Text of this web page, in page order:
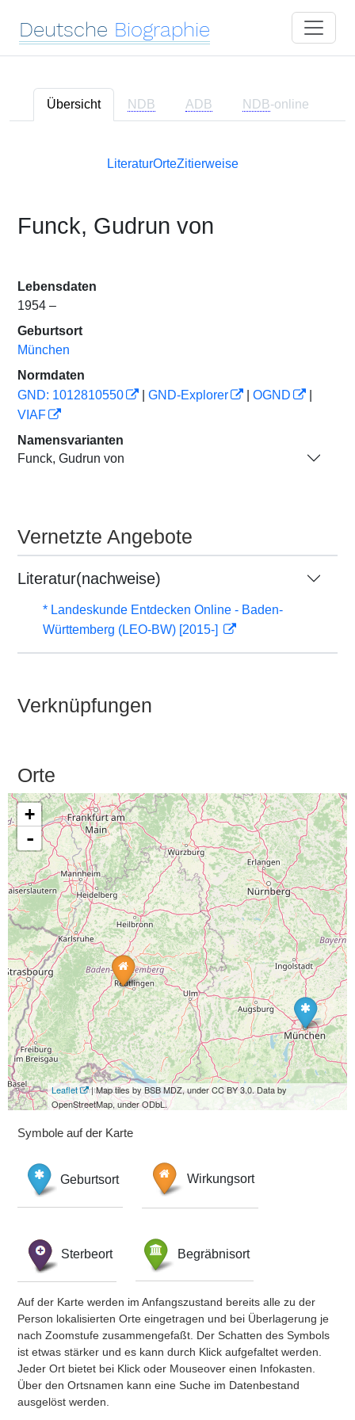
Deutsche Biographie
Übersicht NDB ADB NDB-online
LiteraturOrteZitierweise
Funck, Gudrun von
Lebensdaten
1954 –
Geburtsort
München
Normdaten
GND: 1012810550
GND-Explorer OGND
VIAF
Namensvarianten
Funck, Gudrun von
Vernetzte Angebote
Literatur(nachweise)
* Landeskunde Entdecken Online - Baden-
Württemberg (LEO-BW) [2015-]
Verknüpfungen
Orte
+
-
Leaflet
| Map tiles by BSB MDZ, under CC BY 3.0. Data by
OpenStreetMap, under ODbL.
Symbole auf der Karte
Geburtsort Wirkungsort
Sterbeort Begräbnisort
Auf der Karte werden im Anfangszustand bereits alle zu der
Person lokalisierten Orte eingetragen und bei Überlagerung je
nach Zoomstufe zusammengefaßt. Der Schatten des Symbols
ist etwas stärker und es kann durch Klick aufgefaltet werden.
Jeder Ort bietet bei Klick oder Mouseover einen Infokasten.
Über den Ortsnamen kann eine Suche im Datenbestand
ausgelöst werden.